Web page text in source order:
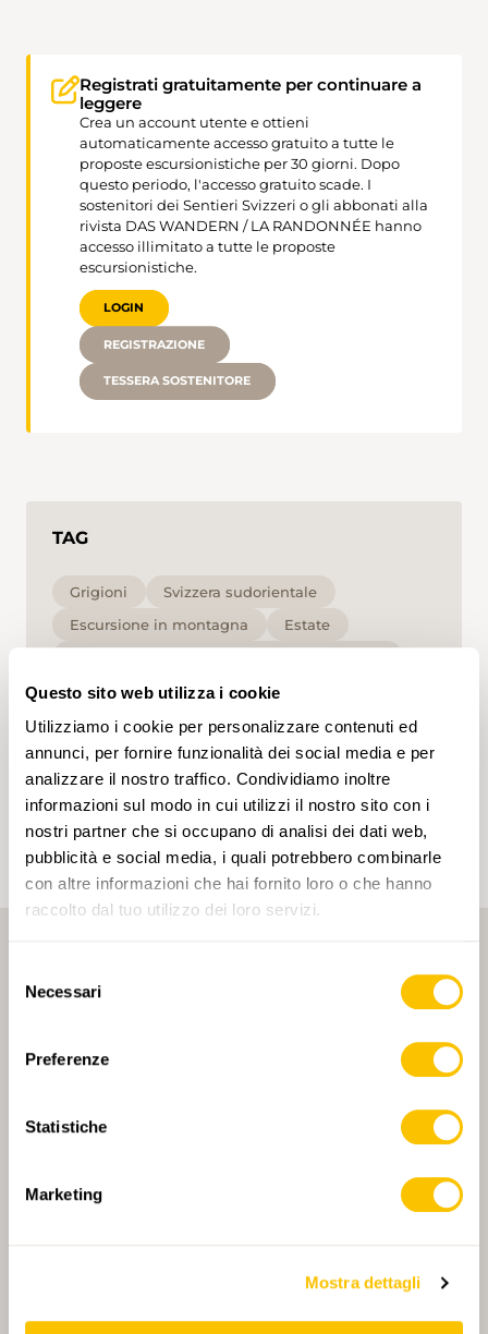
Questo sito web utilizza i cookie
Utilizziamo i cookie per personalizzare contenuti ed
annunci, per fornire funzionalità dei social media e per
analizzare il nostro traffico. Condividiamo inoltre
informazioni sul modo in cui utilizzi il nostro sito con i
nostri partner che si occupano di analisi dei dati web,
pubblicità e social media, i quali potrebbero combinarle
con altre informazioni che hai fornito loro o che hanno
raccolto dal tuo utilizzo dei loro servizi.
delNecessari
Preferenze
Statistiche
Marketing
Mostra dettagli
Registrati gratuitamente per continuare a
leggere
Crea un account utente e ottieni
automaticamente accesso gratuito a tutte le
proposte escursionistiche per 30 giorni. Dopo
questo periodo, l'accesso gratuito scade. I
sostenitori dei Sentieri Svizzeri o gli abbonati alla
rivista DAS WANDERN / LA RANDONNÉE hanno
accesso illimitato a tutte le proposte
escursionistiche.
LOGIN
REGISTRAZIONE
TESSERA SOSTENITORE
TAG
Grigioni
Svizzera sudorientale
Escursione in montagna
Estate
Alta
T3
Cliccando su un tag, puoi aggiungerlo al tuo
account e ottenere contenuti personalizzati in base
ai tuoi interessi. I tag possono essere salvati solo in
un account.
PARTNER PARTNER